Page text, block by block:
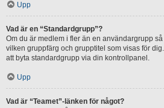
Upp
Vad är en “Standardgrupp”?
Om du är medlem i fler än en användargrupp
vilken gruppfärg och grupptitel som visas för
att byta standardgrupp via din kontrollpanel.
Upp
Vad är “Teamet”-länken för något?